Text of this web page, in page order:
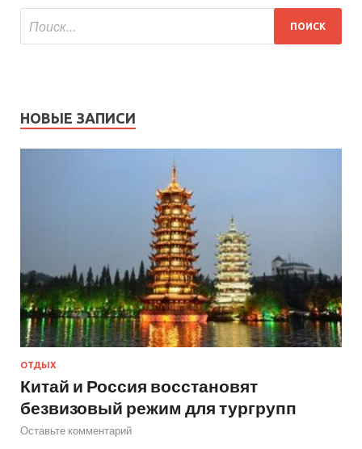
НОВЫЕ ЗАПИСИ
ОТДЫХ
Китай и Россия восстановят
безвизовый режим для тургрупп
Оставьте комментарий